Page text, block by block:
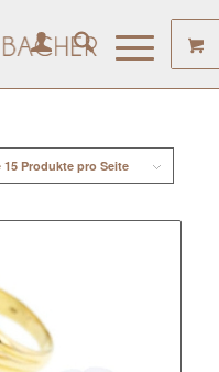
15 Produkte pro Seite